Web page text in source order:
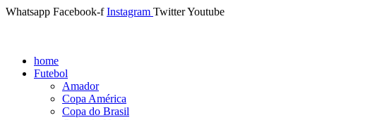
Whatsapp Facebook-f Instagram TwitterYoutube
home
Futebol
Amador
Copa América
Copa do Brasil